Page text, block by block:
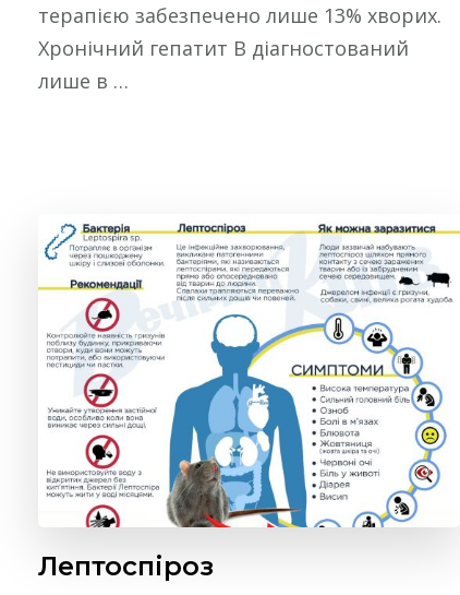
терапією забезпечено лише 13% хворих.
Хронічний гепатит В діагностований
лише в …
Лептоспіроз